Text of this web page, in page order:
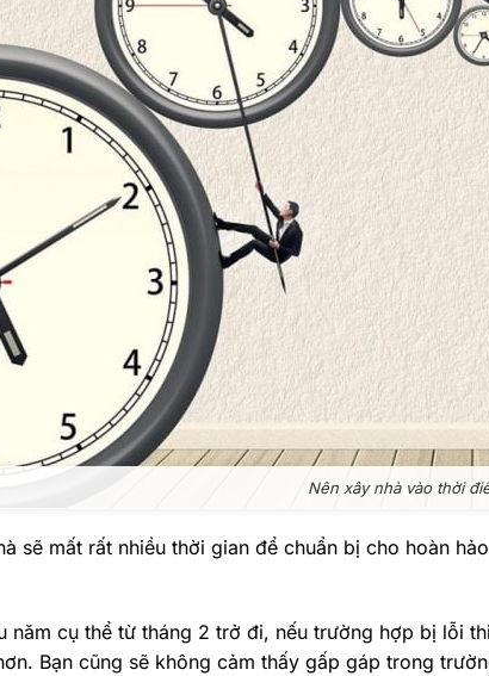
Nên xây nhà vào thời
sẽ mất rất nhiều thời gian để chuẩn bị cho hoàn
năm cụ thể từ tháng 2 trở đi, nếu trường hợp bị lỗi
Bạn cũng sẽ không cảm thấy gấp gáp trong